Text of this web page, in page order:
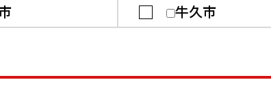
牛久市